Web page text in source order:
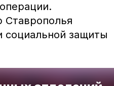
Ставрополья
социальной защиты